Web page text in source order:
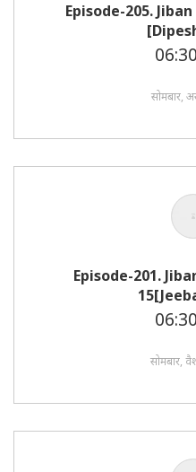
Episode-205.
सोमबार,
Episode-201.
सोमबार,